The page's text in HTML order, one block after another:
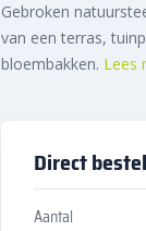
Gebroken
van een terras,
bloembakken. Lees
Direct
Aantal